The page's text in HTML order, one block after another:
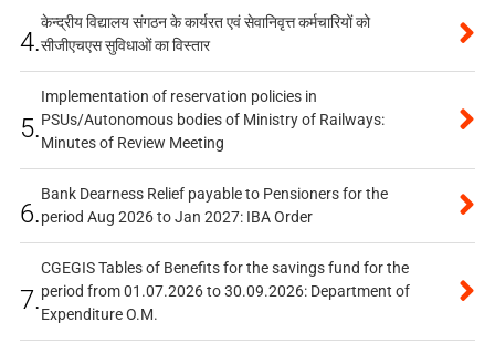
4.
केन्द्रीय विद्यालय संगठन के कार्यरत एवं सेवानिवृत्त कर्मचारियों को
सीजीएचएस सुविधाओं का विस्तार
5.
Implementation of reservation policies in
PSUs/Autonomous bodies of Ministry of Railways:
Minutes of Review Meeting
6.
Bank Dearness Relief payable to Pensioners for the
period Aug 2026 to Jan 2027: IBA Order
7.
CGEGIS Tables of Benefits for the savings fund for the
period from 01.07.2026 to 30.09.2026: Department of
Expenditure O.M.